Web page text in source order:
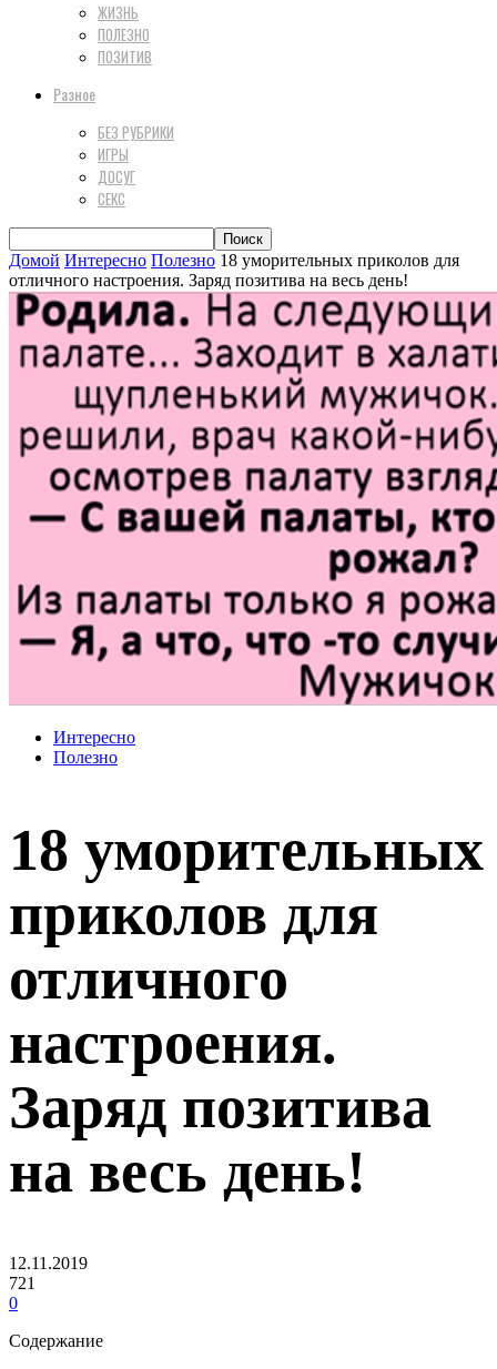
ЖИЗНЬ
ПОЛЕЗНО
ПОЗИТИВ
Разное
БЕЗ РУБРИКИ
ИГРЫ
ДОСУГ
СЕКС
Домой Интересно Полезно 18 уморительных приколов для
отличного настроения. Заряд позитива на весь день!
Интересно
Полезно
18 уморительных
приколов для
отличного
настроения.
Заряд позитива
на весь день!
12.11.2019
721
0
Содержание